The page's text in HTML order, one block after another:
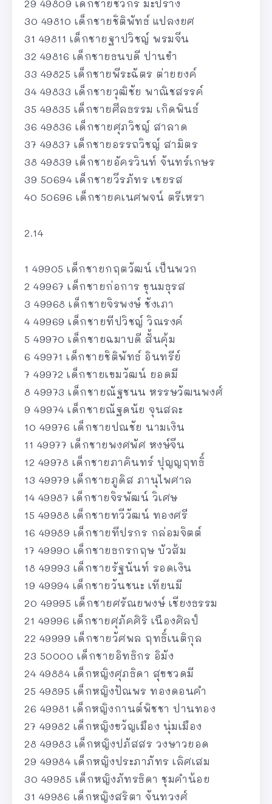
29 49809 เด็กชายชวกร มะปราง
30 49810 เด็กชายชิติพัทธ์ แปลงยศ
31 49811 เด็กชายฐาปวิชญ์ พรมจีน
32 49816 เด็กชายธนบดี ปานขำ
33 49825 เด็กชายพีระฉัตร ต่ายยงค์
34 49833 เด็กชายวุฒิชัย พาณิชสรรค์
35 49835 เด็กชายศีลธรรม เกิดพินธ์
36 49836 เด็กชายศุภวิชญ์ สาลาด
37 49837 เด็กชายอรรถวิชญ์ สามิตร
38 49839 เด็กชายอัครวินท์ จันทร์เกษร
39 50694 เด็กชายวีรภัทร เชยรส
40 50696 เด็กชายคเนศพจน์ ตรีเหรา
2.14
1 49905 เด็กชายกฤตวัฒน์ เป็นพวก
2 49967 เด็กชายก่อการ ขุนมธุรส
3 49968 เด็กชายจิรพงษ์ ชังเภา
4 49969 เด็กชายทีปวิชญ์ วิณรงค์
5 49970 เด็กชายฉมาบดี สั้นคุ้ม
6 49971 เด็กชายชิติพัทธ์ อินทรีย์
7 49972 เด็กชายเขมวัฒน์ ยอดมี
8 49973 เด็กชายณัฐชนน หรรษวัฒนพงศ์
9 49974 เด็กชายณัฐดนัย จุนสละ
10 49976 เด็กชายปณชัย นามเงิน
11 49977 เด็กชายพงศพัศ หงษ์จีน
12 49978 เด็กชายภาคินทร์ ปุญญฤทธิ์
13 49979 เด็กชายภูดิส ภานุไพศาล
14 49987 เด็กชายจิรพัฒน์ วิเศษ
15 49988 เด็กชายทวีวัฒน์ ทองศรี
16 49989 เด็กชายทีปรกร กล่อมจิตต์
17 49990 เด็กชายธกรกฤษ บัวส้ม
18 49993 เด็กชายรัฐนันท์ รอดเงิน
19 49994 เด็กชายวันชนะ เทียนมี
20 49995 เด็กชายศรัณยพงษ์ เชียงธรรม
21 49996 เด็กชายศุภัคศิริ เนืองศิลป์
22 49999 เด็กชายวัศพล ฤทธิ์เนติกุล
23 50000 เด็กชายอิทธิกร อิมัง
24 49884 เด็กหญิงศุภธิดา สุขชวดมี
25 49895 เด็กหญิงปัณพร ทองดอนคำ
26 49981 เด็กหญิงกานต์พิชชา ปานทอง
27 49982 เด็กหญิงขวัญเมือง นุ่มเมือง
28 49983 เด็กหญิงปภัสสร วงษาวยอด
29 49984 เด็กหญิงประภาภัทร เลิศเสม
30 49985 เด็กหญิงภัทรธิดา ชุมคำน้อย
31 49986 เด็กหญิงสริตา จันทวงศ์